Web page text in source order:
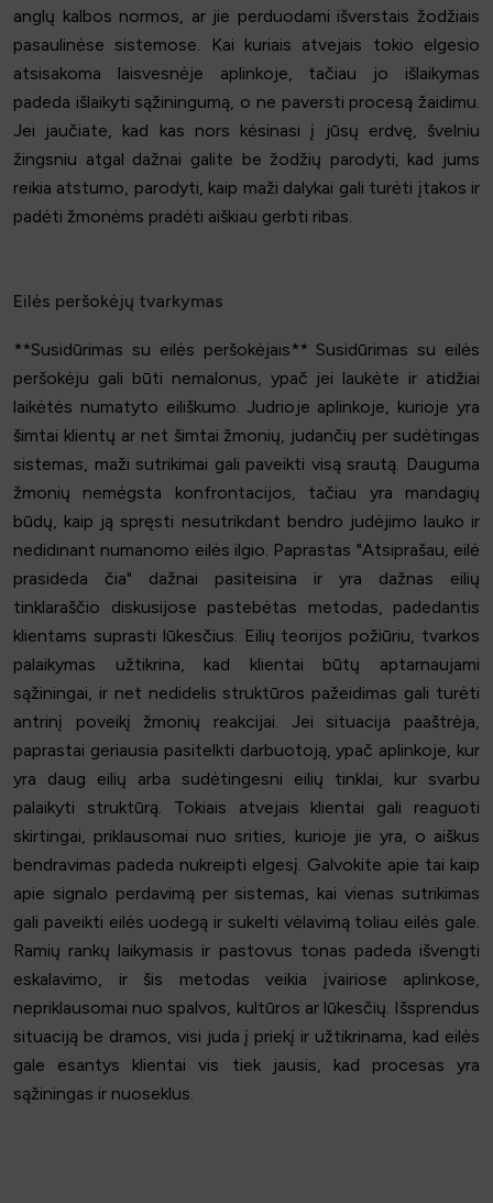
anglų kalbos normos, ar jie perduodami išverstais žodžiais
pasaulinėse sistemose. Kai kuriais atvejais tokio elgesio
atsisakoma laisvesnėje aplinkoje, tačiau jo išlaikymas
padeda išlaikyti sąžiningumą, o ne paversti procesą žaidimu.
Jei jaučiate, kad kas nors kėsinasi į jūsų erdvę, švelniu
žingsniu atgal dažnai galite be žodžių parodyti, kad jums
reikia atstumo, parodyti, kaip maži dalykai gali turėti įtakos ir
padėti žmonėms pradėti aiškiau gerbti ribas.
Eilės peršokėjų tvarkymas
**Susidūrimas su eilės peršokėjais** Susidūrimas su eilės
peršokėju gali būti nemalonus, ypač jei laukėte ir atidžiai
laikėtės numatyto eiliškumo. Judrioje aplinkoje, kurioje yra
šimtai klientų ar net šimtai žmonių, judančių per sudėtingas
sistemas, maži sutrikimai gali paveikti visą srautą. Dauguma
žmonių nemėgsta konfrontacijos, tačiau yra mandagių
būdų, kaip ją spręsti nesutrikdant bendro judėjimo lauko ir
nedidinant numanomo eilės ilgio. Paprastas "Atsiprašau, eilė
prasideda čia" dažnai pasiteisina ir yra dažnas eilių
tinklaraščio diskusijose pastebėtas metodas, padedantis
klientams suprasti lūkesčius. Eilių teorijos požiūriu, tvarkos
palaikymas užtikrina, kad klientai būtų aptarnaujami
sąžiningai, ir net nedidelis struktūros pažeidimas gali turėti
antrinį poveikį žmonių reakcijai. Jei situacija paaštrėja,
paprastai geriausia pasitelkti darbuotoją, ypač aplinkoje, kur
yra daug eilių arba sudėtingesni eilių tinklai, kur svarbu
palaikyti struktūrą. Tokiais atvejais klientai gali reaguoti
skirtingai, priklausomai nuo srities, kurioje jie yra, o aiškus
bendravimas padeda nukreipti elgesį. Galvokite apie tai kaip
apie signalo perdavimą per sistemas, kai vienas sutrikimas
gali paveikti eilės uodegą ir sukelti vėlavimą toliau eilės gale.
Ramių rankų laikymasis ir pastovus tonas padeda išvengti
eskalavimo, ir šis metodas veikia įvairiose aplinkose,
nepriklausomai nuo spalvos, kultūros ar lūkesčių. Išsprendus
situaciją be dramos, visi juda į priekį ir užtikrinama, kad eilės
gale esantys klientai vis tiek jausis, kad procesas yra
sąžiningas ir nuoseklus.